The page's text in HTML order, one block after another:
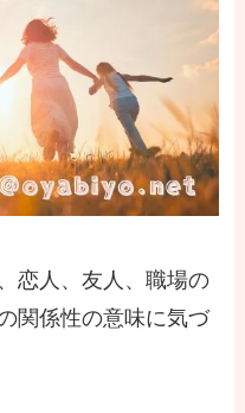
恋人、友人、職場の
関係性の意味に気づ